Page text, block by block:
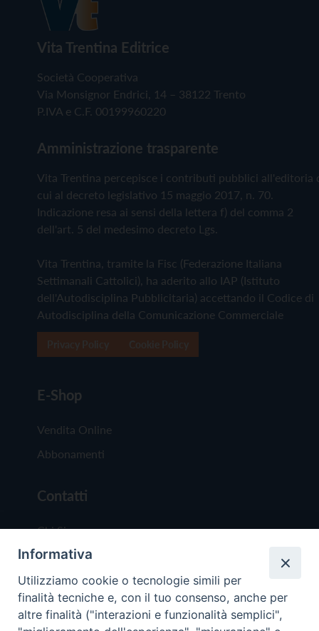
Vita Trentina Editrice
Società Cooperativa
Via Monsignor Endrici, 14 – 38122 Trento
P.IVA e C.F. 00199960220
Amministrazione trasparente
Vita Trentina percepisce i contributi pubblici all'editoria
cui al decreto legislativo 15 maggio 2017, n. 70.
Indicazione resa ai sensi della lettera f) del comma 2
dell'art. 5 del medesimo decreto Lgs.
Vita Trentina, tramite la Fisc (Federazione Italiana
Settimanali Cattolici), ha aderito allo IAP (Istituto
dell'Autodisciplina Pubblicitaria) accettando il Codice di
Autodisciplina della Comunicazione Commerciale
E-Shop
Vendita Online
Abbonamenti
Contatti
Chi Siamo
Redazione
Scrivici
Informativa
Utilizziamo cookie o tecnologie simili per
finalità tecniche e, con il tuo consenso, anche per
altre finalità ("interazioni e funzionalità semplici",